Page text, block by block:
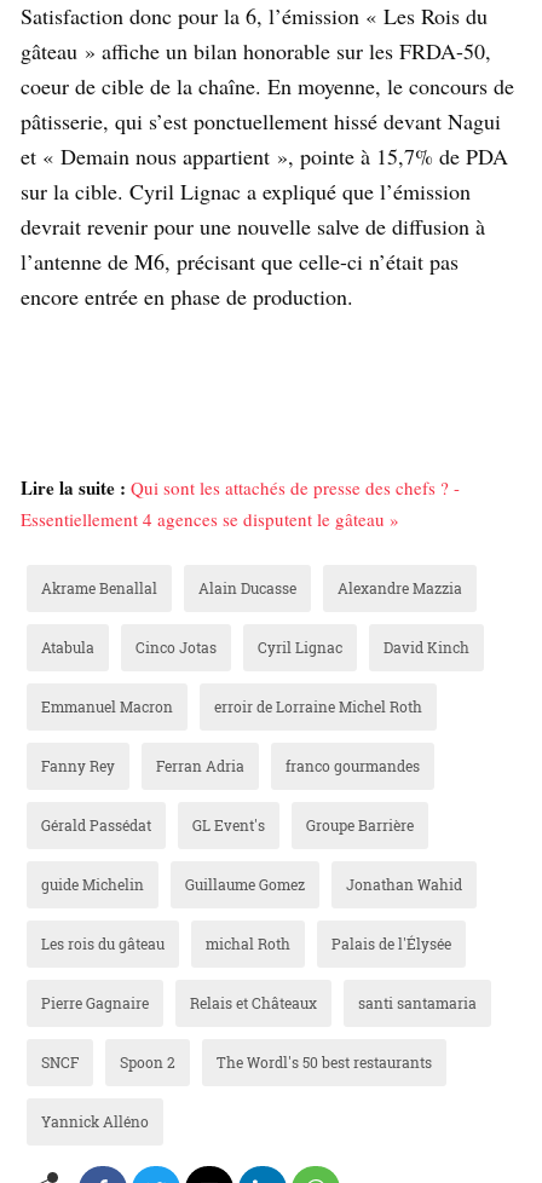
Satisfaction donc pour la 6, l’émission « Les Rois du
gâteau » affiche un bilan honorable sur les FRDA-50,
coeur de cible de la chaîne. En moyenne, le concours de
pâtisserie, qui s’est ponctuellement hissé devant Nagui
et « Demain nous appartient », pointe à 15,7% de PDA
sur la cible. Cyril Lignac a expliqué que l’émission
devrait revenir pour une nouvelle salve de diffusion à
l’antenne de M6, précisant que celle-ci n’était pas
encore entrée en phase de production.
Lire la suite : Qui sont les attachés de presse des chefs ? -
Essentiellement 4 agences se disputent le gâteau »
Akrame Benallal Alain Ducasse Alexandre Mazzia
Atabula Cinco Jotas Cyril Lignac David Kinch
Emmanuel Macron erroir de Lorraine Michel Roth
Fanny Rey Ferran Adria franco gourmandes
Gérald Passédat GL Event's Groupe Barrière
guide Michelin Guillaume Gomez Jonathan Wahid
Les rois du gâteau michal Roth Palais de l'Élysée
Pierre Gagnaire Relais et Châteaux santi santamaria
SNCF Spoon 2 The Wordl's 50 best restaurants
Yannick Alléno